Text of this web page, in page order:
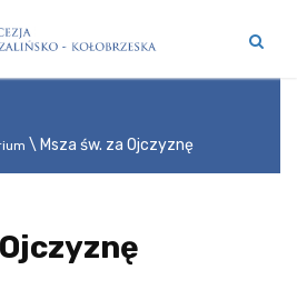
Msza św. za Ojczyznę